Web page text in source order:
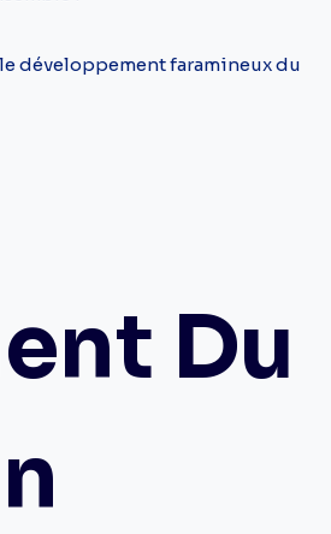
développement faramineux du
Du